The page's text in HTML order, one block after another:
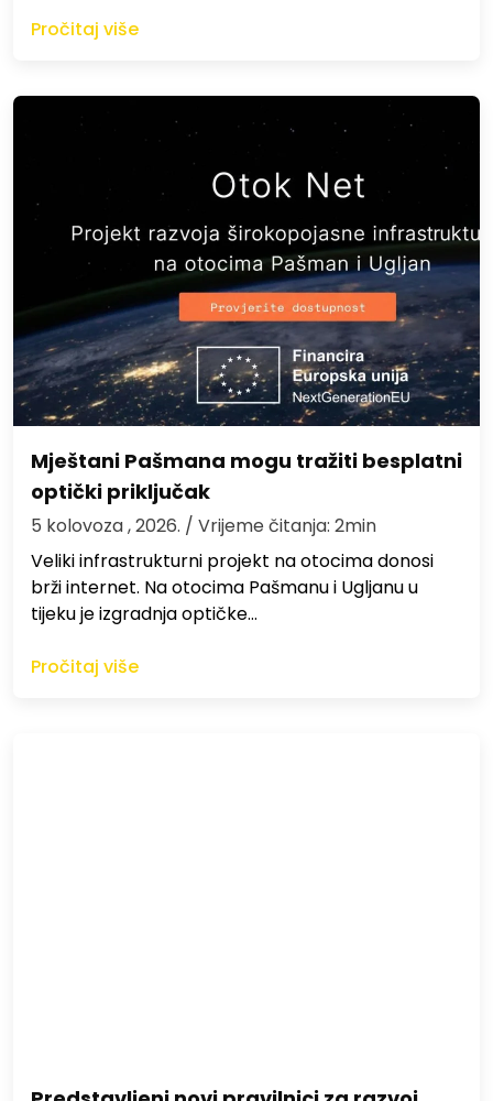
Pročitaj više
Mještani Pašmana mogu tražiti besplatni
optički priključak
5 kolovoza , 2026. / Vrijeme čitanja: 2min
Veliki infrastrukturni projekt na otocima donosi
brži internet. Na otocima Pašmanu i Ugljanu u
tijeku je izgradnja optičke…
Pročitaj više